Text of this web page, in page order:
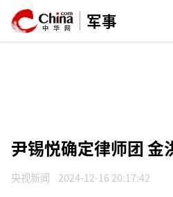
军事
尹锡悦确定律师团 金
央视新闻 2024-12-16 20:17:42